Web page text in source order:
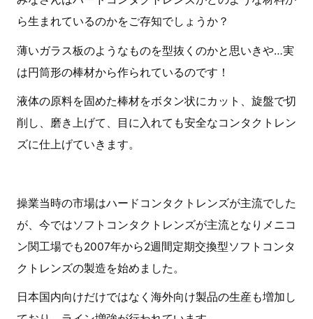
ら生まれているのかをご存知でしょうか？
薄いガラス板のようなものを型抜くのかと思いきや…実
は円筒形の棒材から作られているのです！
液体の原料を固めた棒材をボタン状にカット、旋盤で切
削し、磨き上げて、目に入れても安全なコンタクトレン
ズに仕上げていきます。
操業当時の市場はハードコンタクトレンズが主流でした
が、今ではソフトコンタクトレンズが主流となりメニコ
ン関工場でも2007年から2週間定期交換型ソフトコンタ
クトレンズの製造を始めました。
日本国内向けだけではなく海外向け製品の生産も増加し